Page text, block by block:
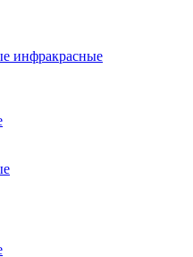
инфракрасные